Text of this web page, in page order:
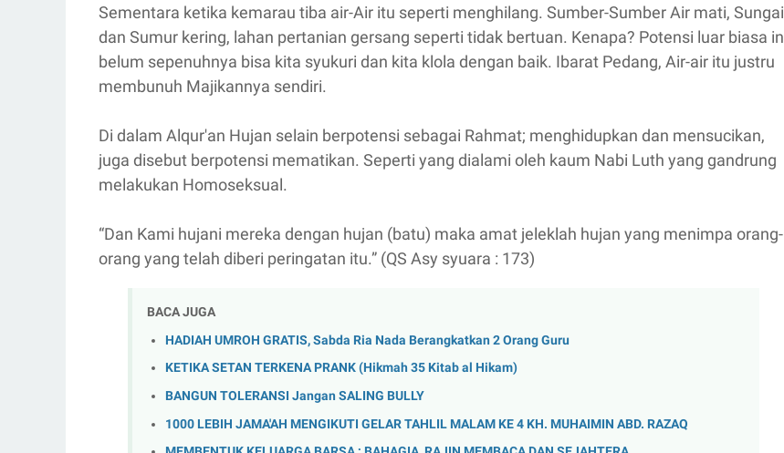
Sementara ketika kemarau tiba air-Air itu seperti menghilang. Sumber-Sumber Air mati, Sungai
dan Sumur kering, lahan pertanian gersang seperti tidak bertuan. Kenapa? Potensi luar biasa
belum sepenuhnya bisa kita syukuri dan kita klola dengan baik. Ibarat Pedang, Air-air itu justru
membunuh Majikannya sendiri.
Di dalam Alqur'an Hujan selain berpotensi sebagai Rahmat; menghidupkan dan mensucikan,
juga disebut berpotensi mematikan. Seperti yang dialami oleh kaum Nabi Luth yang gandrung
melakukan Homoseksual.
“Dan Kami hujani mereka dengan hujan (batu) maka amat jeleklah hujan yang menimpa orang-
orang yang telah diberi peringatan itu.” (QS Asy syuara : 173)
BACA JUGA
HADIAH UMROH GRATIS, Sabda Ria Nada Berangkatkan 2 Orang Guru
KETIKA SETAN TERKENA PRANK (Hikmah 35 Kitab al Hikam)
BANGUN TOLERANSI Jangan SALING BULLY
1000 LEBIH JAMA'AH MENGIKUTI GELAR TAHLIL MALAM KE 4 KH. MUHAIMIN ABD. RAZAQ